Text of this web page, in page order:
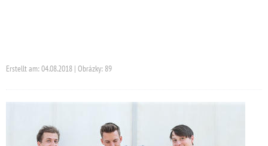
Erstellt am: 04.08.2018 | Obrázky: 89